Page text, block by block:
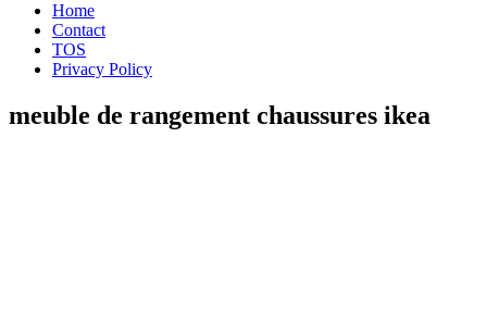
Home
Contact
TOS
Privacy Policy
meuble de rangement chaussures ikea